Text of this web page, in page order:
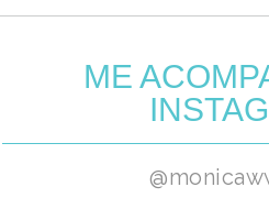
ME